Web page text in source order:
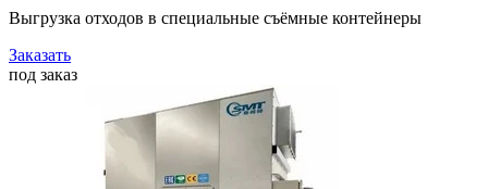
Выгрузка отходов в специальные съёмные контейнеры
Заказать
под заказ